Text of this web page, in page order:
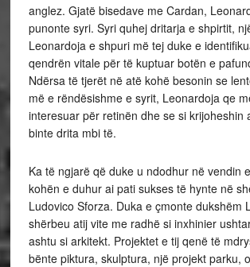
anglez. Gjatë bisedave me Cardan,
punonte syri. Syri quhej dritarja e shpirtit,
Leonardoja e shpuri më tej duke e
qendrën vitale për të kuptuar botën e
Ndërsa të tjerët në atë kohë besonin se
më e rëndësishme e syrit, Leonardoja qe
interesuar për retinën dhe se si krijoheshin
binte drita mbi të.
Ka të ngjarë që duke u ndodhur në vendin
kohën e duhur ai pati sukses të hynte në
Ludovico Sforza. Duka e çmonte dukshëm
shërbeu atij vite me radhë si inxhinier
ashtu si arkitekt. Projektet e tij qenë të
bënte piktura, skulptura, një projekt parku,